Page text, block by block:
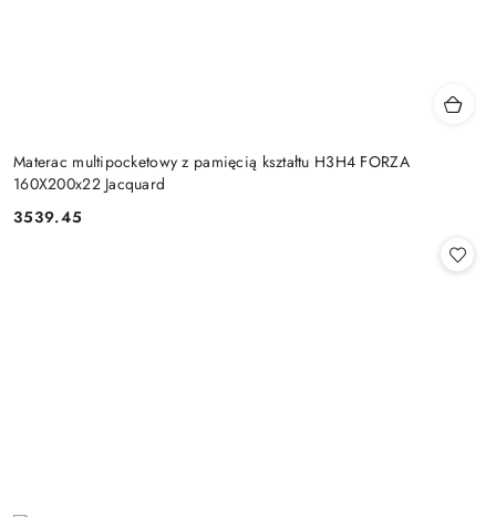
Materac multipocketowy z pamięcią kształtu H3H4 FORZA
160X200x22 Jacquard
Cena:
3539.45